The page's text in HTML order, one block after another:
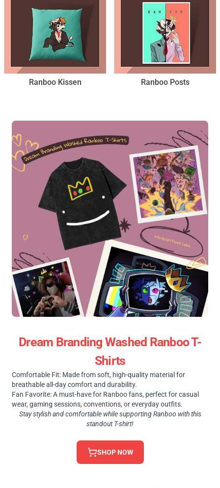
Ranboo Kissen Ranboo Posts
Dream Branding Washed Ranboo T-
Shirts
Comfortable Fit: Made from soft, high-quality material for
breathable all-day comfort and durability.
Fan Favorite: A must-have for Ranboo fans, perfect for casual
wear, gaming sessions, conventions, or everyday outfits.
Stay stylish and comfortable while supporting Ranboo with this
standout T-shirt!
SHOP NOW